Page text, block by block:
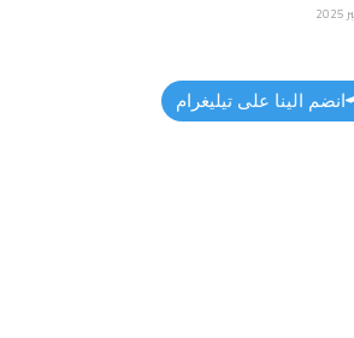
انضم الينا على تيليغرام